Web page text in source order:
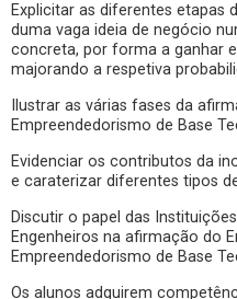
Explicitar as diferentes
duma vaga ideia de negócio
concreta, por forma a ganhar
majorando a respetiva
Ilustrar as várias fases da
Empreendedorismo de Base
Evidenciar os contributos da
e caraterizar diferentes tipos
Discutir o papel das
Engenheiros na afirmação do
Empreendedorismo de Base
Os alunos adquirem